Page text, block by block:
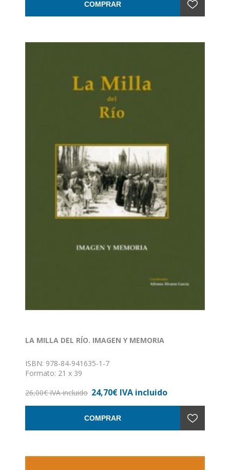
COMPRAR
LA MILLA DEL RÍO. IMAGEN Y MEMORIA
ISBN: 978-84-941635-1-7
Formato: 21 x 39
Encuadernación: Tapa dura
26,00€ IVA incluido 24,70€ IVA incluido
COMPRAR